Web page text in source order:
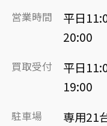
営業時間
平日
20:00
買取受付
平日
19:00
駐車場 専用21